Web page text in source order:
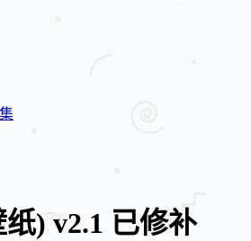
) v2.1 已修补